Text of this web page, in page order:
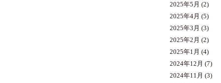
2025年5月 (2)
2025年4月 (5)
2025年3月 (3)
2025年2月 (2)
2025年1月 (4)
2024年12月 (7)
2024年11月 (3)